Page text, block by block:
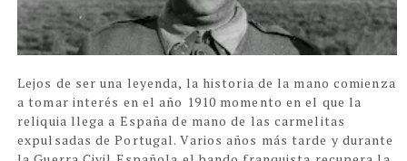
Lejos de ser una leyenda, la historia de la mano comienza
a tomar interés en el año 1910 momento en el que la
reliquia llega a España de mano de las carmelitas
expulsadas de Portugal. Varios años más tarde y durante